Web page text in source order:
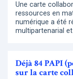
Une carte
ressources en
numérique a été
multipartenarial
Déjà 84 PAPI
sur la carte